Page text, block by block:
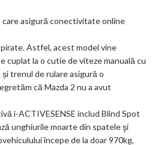
care asigură conectivitate online
Astfel, acest model vine
cuplat la o cutie de viteze manuală cu
trenul de rulare asigură o
că Mazda 2 nu a avut
i-ACTIVESENSE includ Blind Spot
unghiurile moarte din spatele şi
începe de la doar 970kg,